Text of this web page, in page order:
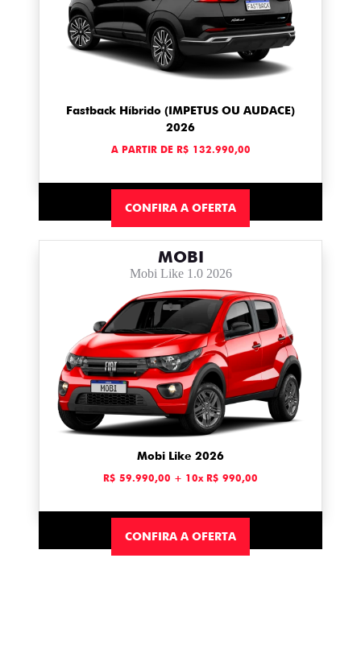
Fastback Híbrido (IMPETUS OU AUDACE)
2026
A PARTIR DE R$ 132.990,00
CONFIRA A OFERTA
MOBI
Mobi Like 1.0 2026
Mobi Like 2026
R$ 59.990,00 + 10x R$ 990,00
CONFIRA A OFERTA